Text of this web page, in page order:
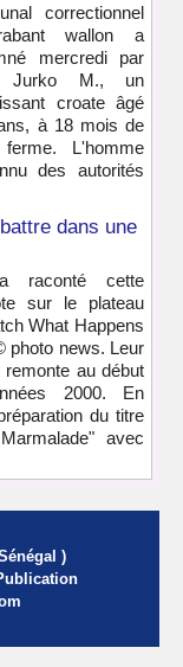
correctionnel
wallon a
mercredi par
Jurko M., un
croate âgé
à 18 mois de
L'homme
des autorités
dans une
raconté cette
sur le plateau
What Happens
photo news. Leur
remonte au début
2000. En
du titre
avec
)